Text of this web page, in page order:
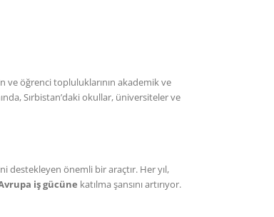
ve öğrenci topluluklarının akademik ve
Sırbistan’daki okullar, üniversiteler ve
destekleyen önemli bir araçtır. Her yıl,
iş gücüne katılma şansını artırıyor.